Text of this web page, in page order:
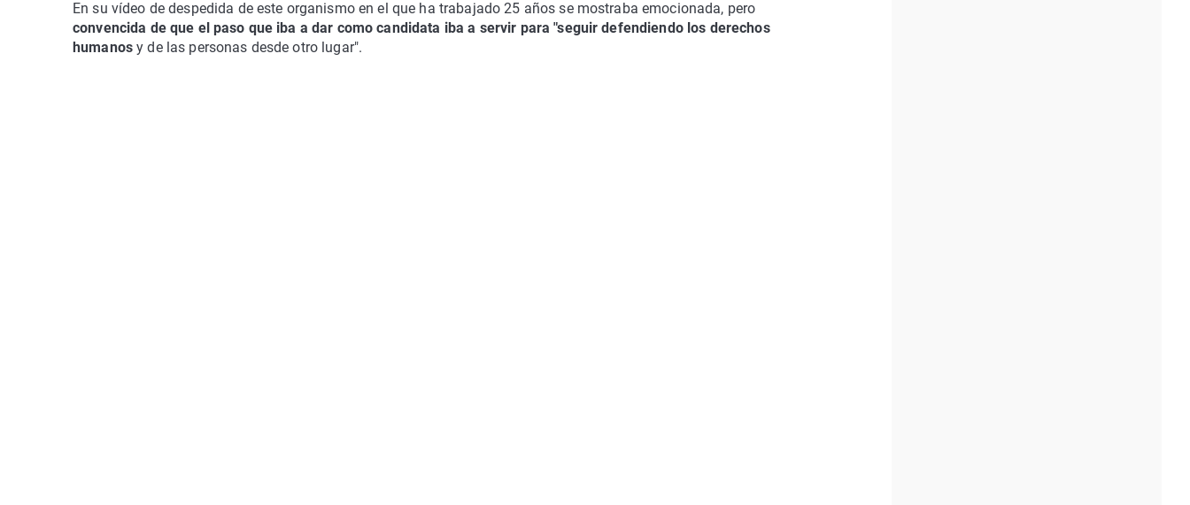
En su vídeo de despedida de este organismo en el que ha trabajado 25 años se mostraba emocionada, pero
convencida de que el paso que iba a dar como candidata iba a servir para "seguir defendiendo los derechos
humanosy de las personas desde otro lugar".